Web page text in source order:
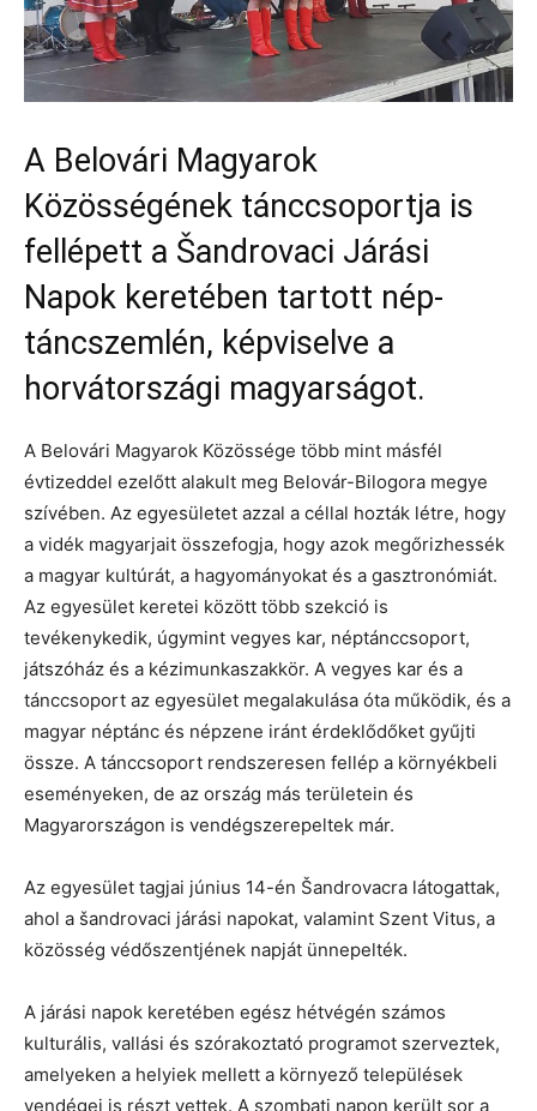
A Belovári Magyarok
Közösségének tánccsoportja is
fellépett a Šandrovaci Járási
Napok keretében tartott nép-
táncszemlén, képviselve a
horvátországi magyarságot.
A Belovári Magyarok Közössége több mint másfél
évtizeddel ezelőtt alakult meg Belovár-Bilogora megye
szívében. Az egyesületet azzal a céllal hozták létre, hogy
a vidék magyarjait összefogja, hogy azok megőrizhessék
a magyar kultúrát, a hagyományokat és a gasztronómiát.
Az egyesület keretei között több szekció is
tevékenykedik, úgymint vegyes kar, néptánccsoport,
játszóház és a kézimunkaszakkör. A vegyes kar és a
tánccsoport az egyesület megalakulása óta működik, és a
magyar néptánc és népzene iránt érdeklődőket gyűjti
össze. A tánccsoport rendszeresen fellép a környékbeli
eseményeken, de az ország más területein és
Magyarországon is vendégszerepeltek már.
Az egyesület tagjai június 14-én Šandrovacra látogattak,
ahol a šandrovaci járási napokat, valamint Szent Vitus, a
közösség védőszentjének napját ünnepelték.
A járási napok keretében egész hétvégén számos
kulturális, vallási és szórakoztató programot szerveztek,
amelyeken a helyiek mellett a környező települések
vendégei is részt vettek. A szombati napon került sor a